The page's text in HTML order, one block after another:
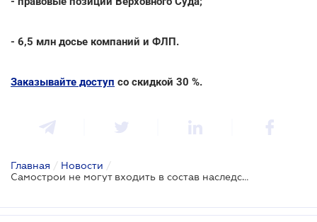
- 6,5 млн досье компаний и ФЛП.
Заказывайте доступ со скидкой 30 %.
Главная / Новости /
Самострои не могут входить в состав наследства: решение ВС